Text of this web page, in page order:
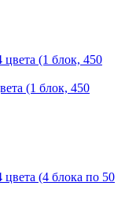
(1 блок, 450